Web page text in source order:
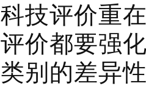
评价重在
价都要强
别的差异